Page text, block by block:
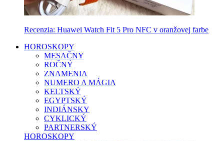
Recenzia: Huawei Watch Fit 5 Pro NFC v oranžovej farbe
HOROSKOPY
MESAČNY
ROČNÝ
ZNAMENIA
NUMERO A MÁGIA
KELTSKÝ
EGYPTSKÝ
INDIÁNSKY
CYKLICKÝ
PARTNERSKÝ
HOROSKOPY